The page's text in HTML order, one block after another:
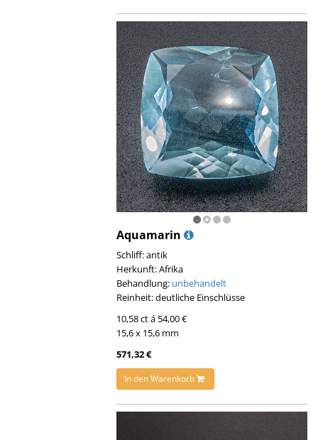
Aquamarin
Schliff: antik
Herkunft: Afrika
Behandlung: unbehandelt
Reinheit: deutliche Einschlüsse
10,58 ct á 54,00 €
15,6 x 15,6 mm
571,32 €
In den Warenkorb